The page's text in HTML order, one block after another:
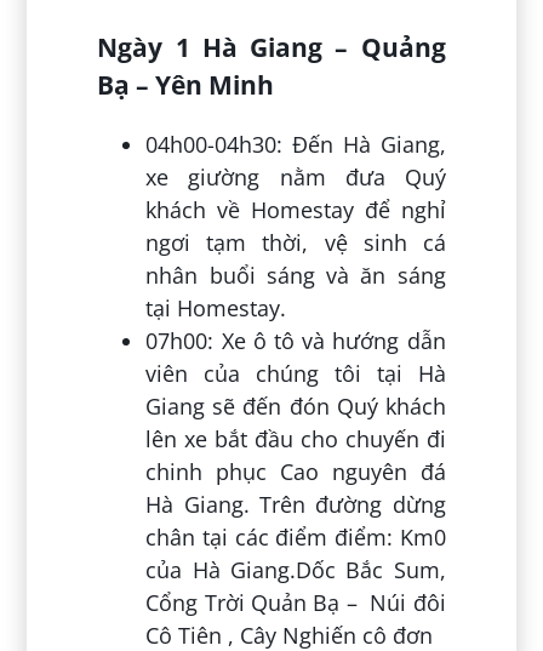
Ngày 1 Hà Giang – Quảng
Bạ – Yên Minh
04h00-04h30: Đến Hà Giang,
xe giường nằm đưa Quý
khách về Homestay để nghỉ
ngơi tạm thời, vệ sinh cá
nhân buổi sáng và ăn sáng
tại Homestay.
07h00: Xe ô tô và hướng dẫn
viên của chúng tôi tại Hà
Giang sẽ đến đón Quý khách
lên xe bắt đầu cho chuyến đi
chinh phục Cao nguyên đá
Hà Giang. Trên đường dừng
chân tại các điểm điểm: Km0
của Hà Giang.Dốc Bắc Sum,
Cổng Trời Quản Bạ – Núi đôi
Cô Tiên , Cây Nghiến cô đơn